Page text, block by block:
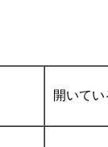
開いて